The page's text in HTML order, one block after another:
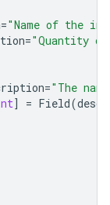
="Name of the
="Quantity
="The
] = Field(